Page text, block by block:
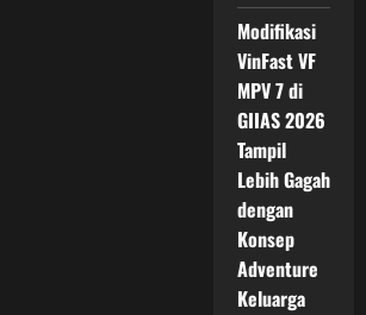
Modifikasi
VinFast VF
MPV 7 di
GIIAS 2026
Tampil
Lebih Gagah
dengan
Konsep
Adventure
Keluarga